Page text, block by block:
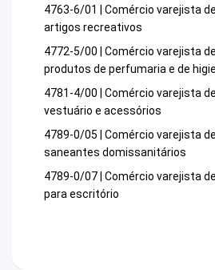
4763-6/01 | Comércio varejista
artigos recreativos
4772-5/00 | Comércio varejista
produtos de perfumaria e de
4781-4/00 | Comércio varejista
vestuário e acessórios
4789-0/05 | Comércio varejista
saneantes domissanitários
4789-0/07 | Comércio varejista
para escritório